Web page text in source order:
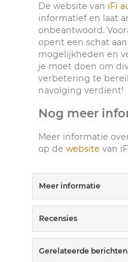
De website van iFi
informatief en laat
onbeantwoord.
opent een schat
mogelijkheden en
je moet doen om
verbetering te
navolging verdient!
Nog meer
Meer informatie
op de website van
Meer informatie
Recensies
Gerelateerde berichten